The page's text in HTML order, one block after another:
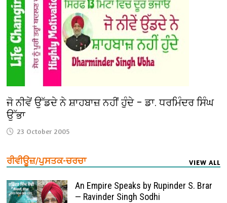
ਜੋ ਨੀਵੇਂ ਉੱਡਦੇ ਨੇ ਸ਼ਾਹਬਾਜ਼ ਨਹੀਂ ਹੁੰਦੇ – ਡਾ. ਧਰਮਿੰਦਰ ਸਿੰਘ
ਉੱਭਾ
23 October 2005
ਰੀਵੀਊਜ਼/ਪੁਸਤਕ-ਚਰਚਾ VIEW ALL
An Empire Speaks by Rupinder S. Brar
— Ravinder Singh Sodhi